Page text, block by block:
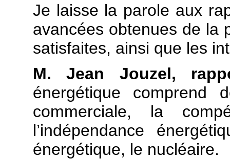
Je laisse la parole aux
avancées obtenues de la
satisfaites, ainsi que les
M. Jean Jouzel,
énergétique
commerciale, la
l’indépendance
énergétique, le nucléaire.